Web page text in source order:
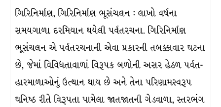
ગિરિનિર્માણ, ગિરિનિર્માણ ભૂસંચલન : લાખો વર્ષના
સમયગાળા દરમિયાન થયેલી પર્વતરચના. ગિરિનિર્માણ
ભૂસંચલન એ પર્વતરચનાની એવા પ્રકારની તબક્કાવાર ઘટના
છે, જેમાં વિવિધતાવાળાં વિરૂપક બળોની અસર હેઠળ પર્વત-
હારમાળાઓનું ઉત્થાન થાય છે અને તેના પરિણામસ્વરૂપ
ઘનિષ્ઠ રીતે વિરૂપતા પામેલા જાતજાતની ગેડવાળા, સ્તરભંગ